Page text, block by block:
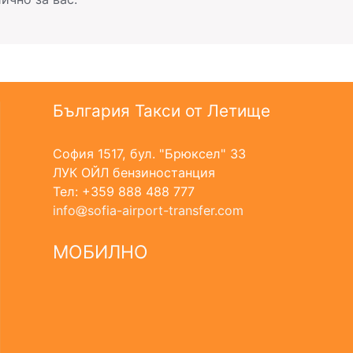
България Такси от Летище
София 1517, бул. "Брюксел" 33
ЛУК ОЙЛ бензиностанция
Тел: +359 888 488 777
info
sofia-airport-transfer.com
МОБИЛНО